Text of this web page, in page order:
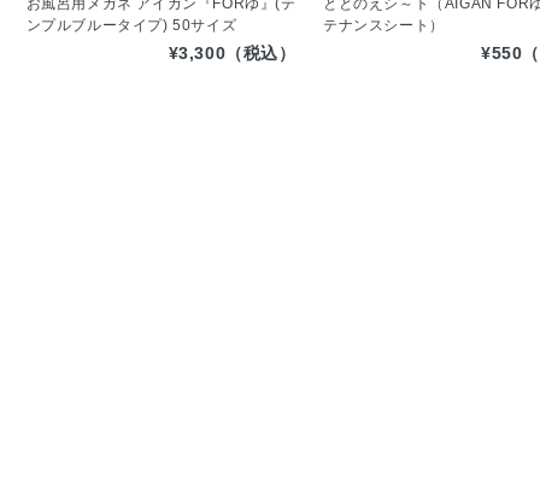
お風呂用メガネ アイガン『FORゆ』(テ
ンプルブルータイプ) 50サイズ
¥3,300（税込）
ととのえシ～ト（AIGAN FOR
テナンスシート）
¥550